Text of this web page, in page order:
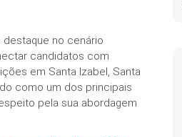
no cenário
candidatos com
em Santa Izabel, Santa
como um dos principais
pela sua abordagem